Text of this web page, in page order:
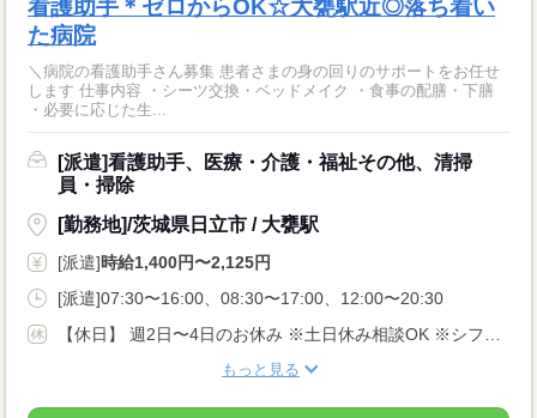
看護助手＊ゼロからOK☆大甕駅近◎落ち着い
た病院
＼病院の看護助手さん募集 患者さまの身の回りのサポートをお任せ
します 仕事内容 ・シーツ交換・ベッドメイク ・食事の配膳・下膳
・必要に応じた生...
[派遣]看護助手、医療・介護・福祉その他、清掃
員・掃除
[勤務地]/茨城県日立市 / 大甕駅
[派遣]時給1,400円〜2,125円
[派遣]07:30〜16:00、08:30〜17:00、12:00〜20:30
もっと見る